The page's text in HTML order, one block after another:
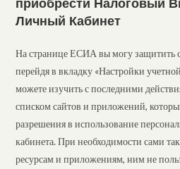
приобрести Налоговый
Личный Кабинет
На странице ЕСИА вы могу защитить
перейдя в вкладку «Настройки
можете изучить с последними
списком сайтов и приложений,
разрешения в использование
кабинета. При необходимости сами
ресурсам и приложениям, ним не